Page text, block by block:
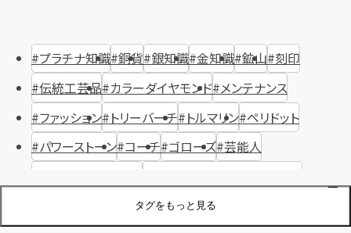
タグをもっと見る
プラチナ知識 銅貨 銀知識 金知識 鉱山 刻印
伝統工芸品 カラーダイヤモンド メンテナンス
ファッション トリーバーチ トルマリン ペリドット
パワーストーン コーチ ゴローズ 芸能人
ジュエリーブランド オーデマピゲ